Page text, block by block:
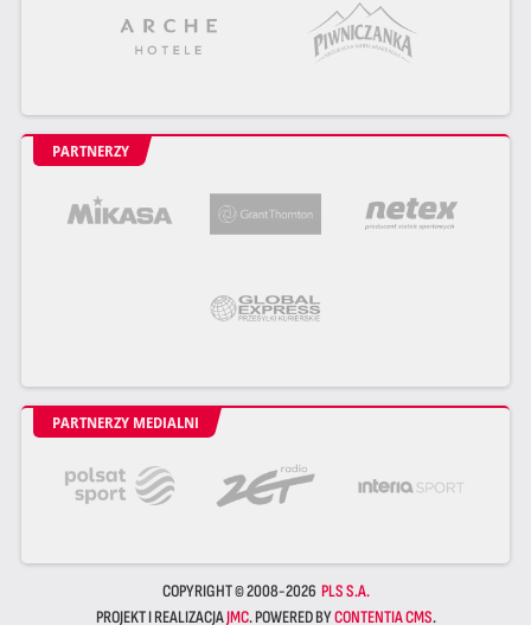
PARTNERZY
PARTNERZY MEDIALNI
COPYRIGHT © 2008-2026 PLS S.A.
PROJEKT I REALIZACJAJMC. POWERED BYCONTENTIA CMS.